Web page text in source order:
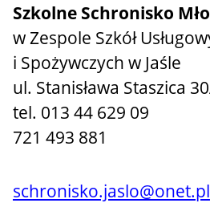
Szkolne Schronisko
w Zespole Szkół
i Spożywczych w Jaśle
ul. Stanisława Staszica
tel. 013 44 629 09
721 493 881
schronisko.jaslo@onet.pl